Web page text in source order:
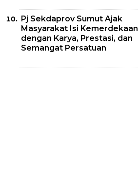
Pj Sekdaprov Sumut Ajak
Masyarakat Isi Kemerdekaan
dengan Karya, Prestasi, dan
Semangat Persatuan